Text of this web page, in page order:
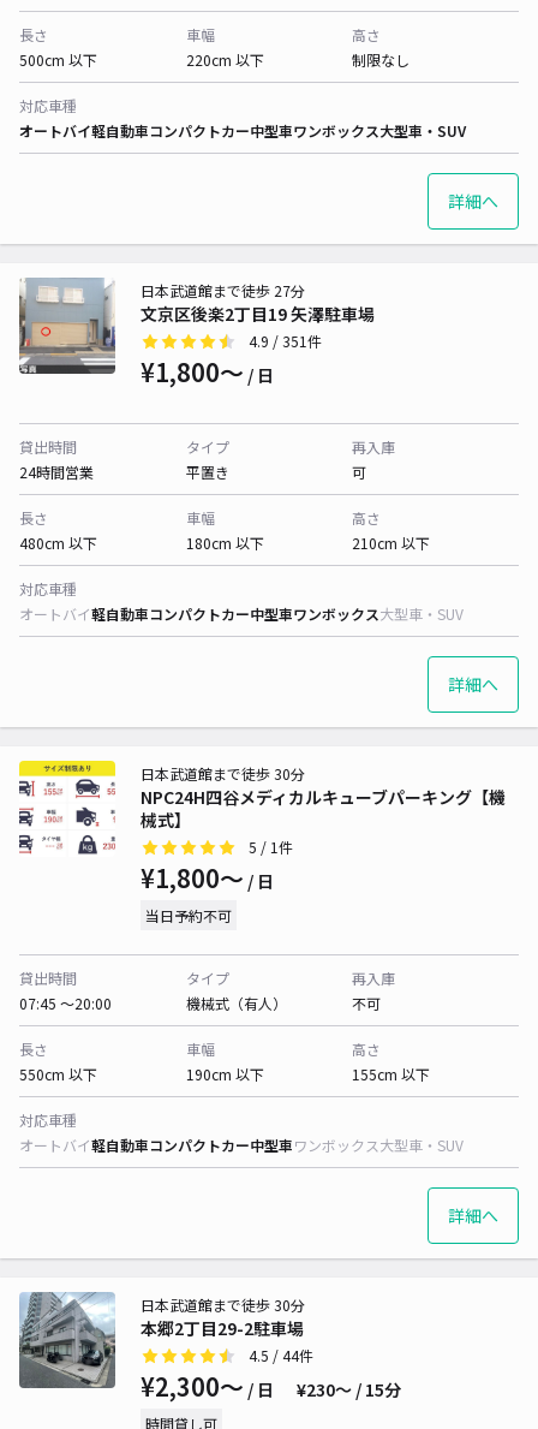
長さ
500cm 以下
車幅
220cm 以下
高さ
制限なし
対応車種
オートバイ軽自動車コンパクトカー中型車ワンボックス大型車・SUV
詳細へ
文京区後楽2丁目19 矢澤駐車場
日本武道館まで徒歩 27分
4.9 / 351件
¥1,800〜 / 日
貸出時間
24時間営業
タイプ
平置き
再入庫
可
長さ
480cm 以下
車幅
180cm 以下
高さ
210cm 以下
対応車種
オートバイ軽自動車コンパクトカー中型車ワンボックス大型車・SUV
詳細へ
NPC24H四谷メディカルキューブパーキング【機
械式】
日本武道館まで徒歩 30分
5 / 1件
¥1,800〜 / 日
当日予約不可
貸出時間
07:45 〜20:00
タイプ
機械式（有人）
再入庫
不可
長さ
550cm 以下
車幅
190cm 以下
高さ
155cm 以下
対応車種
オートバイ軽自動車コンパクトカー中型車ワンボックス大型車・SUV
詳細へ
本郷2丁目29-2駐車場
日本武道館まで徒歩 30分
4.5 / 44件
¥2,300〜 / 日 ¥230〜 / 15分
時間貸し可